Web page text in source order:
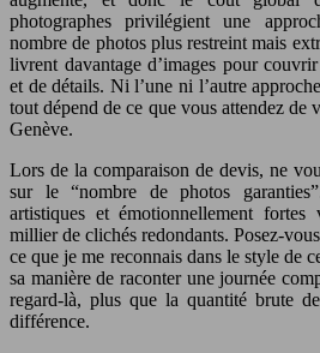
photographes privilégient une
nombre de photos plus restreint mais
livrent davantage d’images pour
et de détails. Ni l’une ni l’autre
tout dépend de ce que vous attendez de
Genève.
Lors de la comparaison de devis, ne
sur le “nombre de photos
artistiques et émotionnellement fortes
millier de clichés redondants. Posez-
ce que je me reconnais dans le style de
sa manière de raconter une journée
regard-là, plus que la quantité brute
différence.